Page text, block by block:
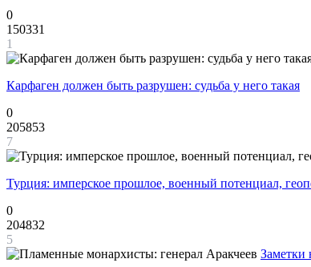
0
150331
1
Карфаген должен быть разрушен: судьба у него такая
0
205853
7
Турция: имперское прошлое, военный потенциал,
0
204832
5
Заметки